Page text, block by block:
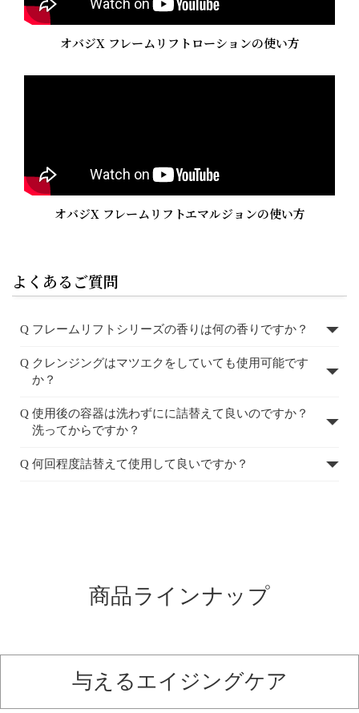
オバジX フレームリフトローションの使い方
オバジX フレームリフトエマルジョンの使い方
よくあるご質問
Q フレームリフトシリーズの香りは何の香りですか？
Q クレンジングはマツエクをしていても使用可能です
か？
Q 使用後の容器は洗わずにに詰替えて良いのですか？
洗ってからですか？
Q 何回程度詰替えて使用して良いですか？
商品ラインナップ
与えるエイジングケア